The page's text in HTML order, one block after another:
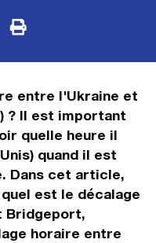
entre l'Ukraine et
? Il est important
quelle heure il
quand il est
Dans cet article,
est le décalage
Bridgeport,
horaire entre